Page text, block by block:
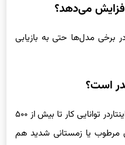
می‌دهد؟
برخی مدل‌ها حتی به بازیابی
است؟
در صورت نگهداری درست، ریتاردر و اینتاردر توانایی کار تا بیش از ۵۰۰
مرطوب یا زمستانی شدید هم